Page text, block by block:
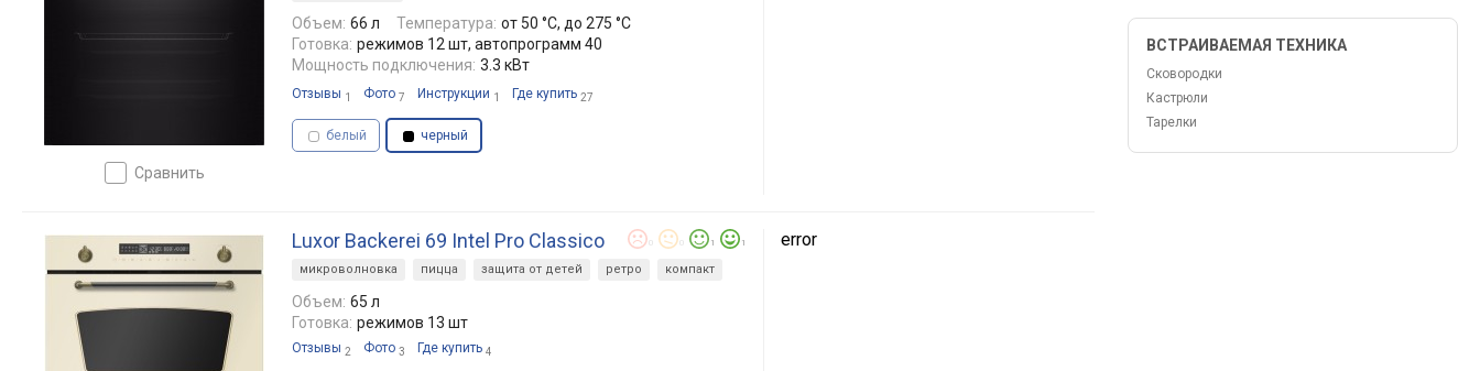
сравнить
Объем: 66 л Температура: от 50 °C, до 275 °C
Готовка: режимов 12 шт, автопрограмм 40
Мощность подключения: 3.3 кВт
Отзывы 1 Фото 7 Инструкции 1 Где купить 27
белый черный
Luxor Backerei 69 Intel Pro Classico 1 1
микроволновка пицца защита от детей ретро компакт
Объем: 65 л
Готовка: режимов 13 шт
Отзывы 2 Фото 3 Где купить 4
error
ВСТРАИВАЕМАЯ ТЕХНИКА
Сковородки
Кастрюли
Тарелки